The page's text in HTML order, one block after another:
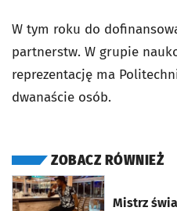
W tym roku do
partnerstw. W grupie
reprezentację ma
dwanaście osób.
ZOBACZ RÓWNIEŻ
Mistrz
otworzy się w nowej karcie